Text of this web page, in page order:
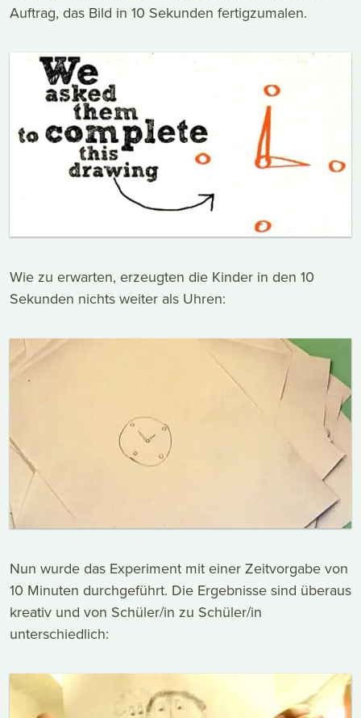
Auftrag, das Bild in 10 Sekunden fertigzumalen.
Wie zu erwarten, erzeugten die Kinder in den 10
Sekunden nichts weiter als Uhren:
Nun wurde das Experiment mit einer Zeitvorgabe von
10 Minuten durchgeführt. Die Ergebnisse sind überaus
kreativ und von Schüler/in zu Schüler/in
unterschiedlich: